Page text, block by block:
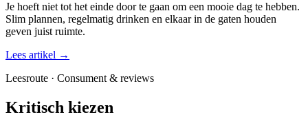
Je hoeft niet tot het einde door te gaan om een mooie dag te hebben.
Slim plannen, regelmatig drinken en elkaar in de gaten houden
geven juist ruimte.
Lees artikel →
Leesroute · Consument & reviews
Kritisch kiezen